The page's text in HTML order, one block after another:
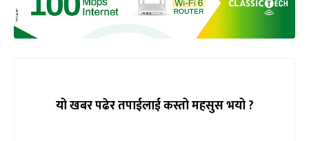
यो खबर पढेर तपाईलाई कस्तो महसुस भयो ?